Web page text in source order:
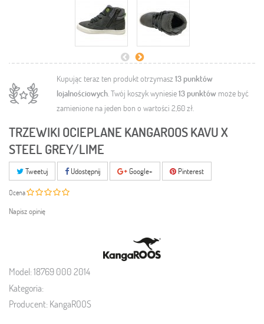
Kupując teraz ten produkt otrzymasz 13punktów
lojalnościowych. Twój koszyk wyniesie13punktów może być
zamienione na jeden bon o wartości 2,60 zł.
TRZEWIKI OCIEPLANE KANGAROOS KAVU X
STEEL GREY/LIME
Tweetuj Udostępnij Google+ Pinterest
Ocena
Napisz opinię
Model:18769 000 2014
Kategoria:
Producent: KangaROOS